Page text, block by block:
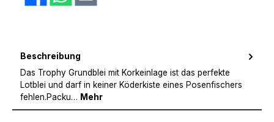
Beschreibung
Das Trophy Grundblei mit Korkeinlage ist das perfekte
Lotblei und darf in keiner Köderkiste eines Posenfischers
fehlen.Packu… Mehr